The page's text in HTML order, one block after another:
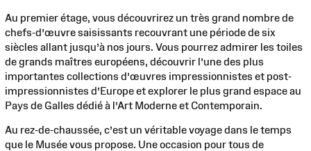
Au premier étage, vous découvrirez un très grand nombre de
chefs-d’œuvre saisissants recouvrant une période de six
siècles allant jusqu’à nos jours. Vous pourrez admirer les toiles
de grands maîtres européens, découvrir l’une des plus
importantes collections d’œuvres impressionnistes et post-
impressionnistes d’Europe et explorer le plus grand espace au
Pays de Galles dédié à l’Art Moderne et Contemporain.
Au rez-de-chaussée, c’est un véritable voyage dans le temps
que le Musée vous propose. Une occasion pour tous de